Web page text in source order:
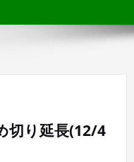
切り延長(12/4